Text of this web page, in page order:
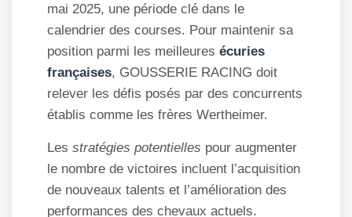
mai 2025, une période clé dans le
calendrier des courses. Pour maintenir sa
position parmi les meilleures écuries
françaises, GOUSSERIE RACING doit
relever les défis posés par des concurrents
établis comme les frères Wertheimer.
Les stratégies potentielles pour augmenter
le nombre de victoires incluent l’acquisition
de nouveaux talents et l’amélioration des
performances des chevaux actuels.